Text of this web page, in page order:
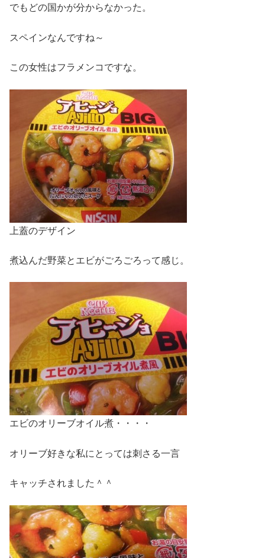
でもどの国かが分からなかった。
スペインなんですね～
この女性はフラメンコですな。
上蓋のデザイン
煮込んだ野菜とエビがごろごろって感じ。
エビのオリーブオイル煮・・・・
オリーブ好きな私にとっては刺さる一言
キャッチされました＾＾